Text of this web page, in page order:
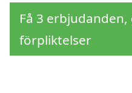
Få 3
förpliktelser